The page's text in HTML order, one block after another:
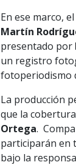
En ese marco,
Martín
presentado por
un registro
fotoperiodismo
La producción
que la
Ortega.
participarán en
bajo la